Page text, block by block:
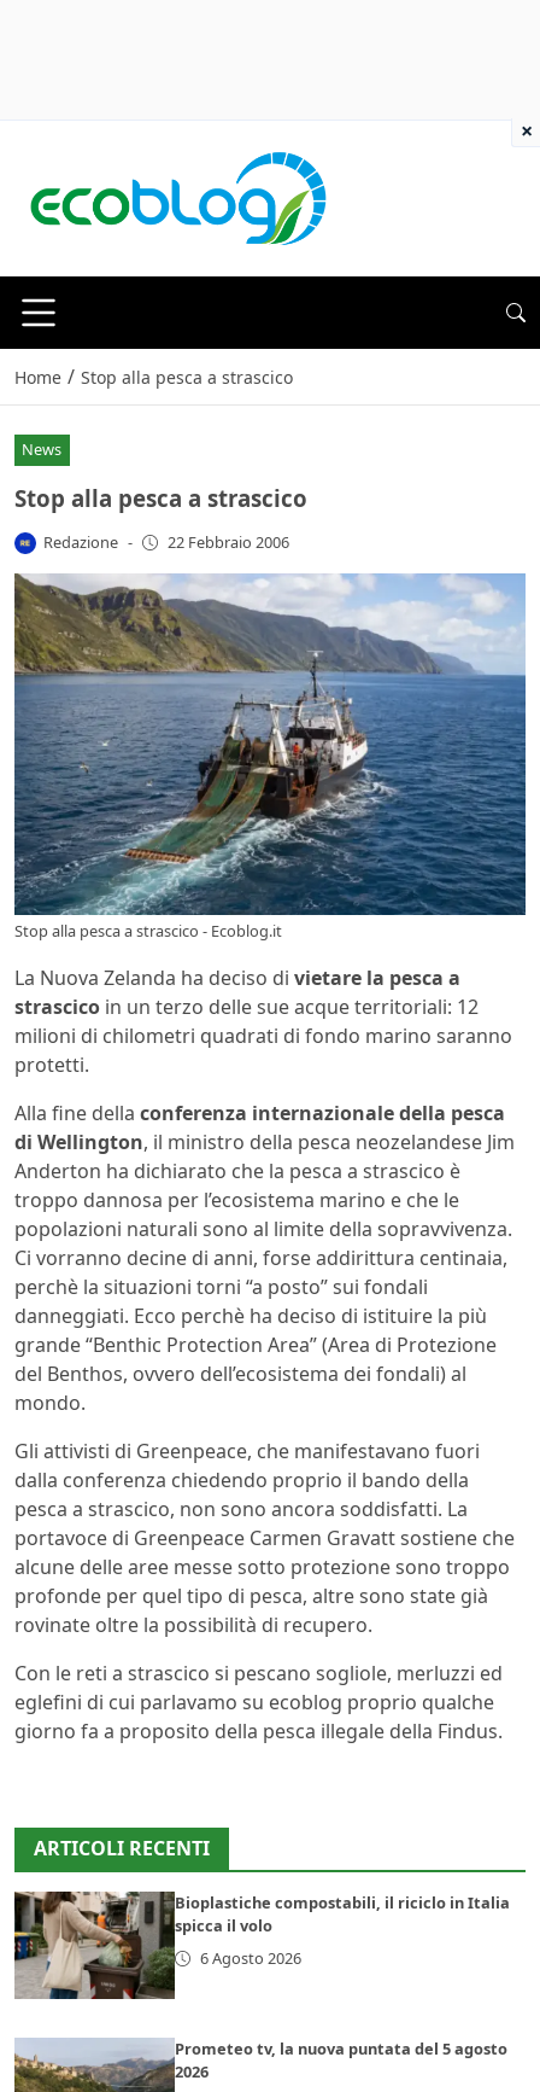
Home / Stop alla pesca a strascico
News
Stop alla pesca a strascico
Redazione - 22 Febbraio 2006
Stop alla pesca a strascico - Ecoblog.it
La Nuova Zelanda ha deciso di vietare la pesca a
strascico in un terzo delle sue acque territoriali: 12
milioni di chilometri quadrati di fondo marino saranno
protetti.
Alla fine della conferenza internazionale della pesca
di Wellington, il ministro della pesca neozelandese Jim
Anderton ha dichiarato che la pesca a strascico è
troppo dannosa per l’ecosistema marino e che le
popolazioni naturali sono al limite della sopravvivenza.
Ci vorranno decine di anni, forse addirittura centinaia,
perchè la situazioni torni “a posto” sui fondali
danneggiati. Ecco perchè ha deciso di istituire la più
grande “Benthic Protection Area” (Area di Protezione
del Benthos, ovvero dell’ecosistema dei fondali) al
mondo.
Gli attivisti di Greenpeace, che manifestavano fuori
dalla conferenza chiedendo proprio il bando della
pesca a strascico, non sono ancora soddisfatti. La
portavoce di Greenpeace Carmen Gravatt sostiene che
alcune delle aree messe sotto protezione sono troppo
profonde per quel tipo di pesca, altre sono state già
rovinate oltre la possibilità di recupero.
Con le reti a strascico si pescano sogliole, merluzzi ed
eglefini di cui parlavamo su ecoblog proprio qualche
giorno fa a proposito della pesca illegale della Findus.
ARTICOLI RECENTI
Bioplastiche compostabili, il riciclo in Italia
spicca il volo
6 Agosto 2026
Prometeo tv, la nuova puntata del 5 agosto
2026
×